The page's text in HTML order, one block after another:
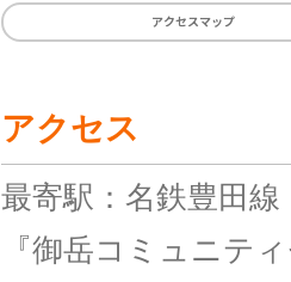
アクセスマップ
アクセス
最寄駅：名鉄豊田
『御岳コミュニテ